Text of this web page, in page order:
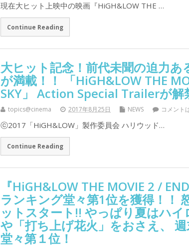
現在大ヒット上映中の映画『HiGH&LOW THE …
Continue Reading
大ヒット記念！前代未聞の迫力
が満載！！ 「HiGH&LOW THE
SKY」 Action Special Trailerが解
topics@cinema 2017年8月25日 NEWS コメント
ⓒ2017「HiGH&LOW」製作委員会 ハリウッド…
Continue Reading
『HiGH&LOW THE MOVIE 2 /
ランキング堂々第1位を獲得！！
ットスタート!! やっぱり夏はハイ
や「打ち上げ花火」をおさえ、
堂々第１位！